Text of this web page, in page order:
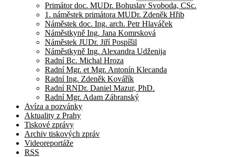
Primátor doc. MUDr. Bohuslav Svoboda, CSc.
1. náměstek primátora MUDr. Zdeněk Hřib
Náměstek doc. Ing. arch. Petr Hlaváček
Náměstkyně Ing. Jana Komrsková
Náměstek JUDr. Jiří Pospíšil
Náměstkyně Ing. Alexandra Udženija
Radní Bc. Michal Hroza
Radní Mgr. et Mgr. Antonín Klecanda
Radní Ing. Zdeněk Kovářík
Radní RNDr. Daniel Mazur, PhD.
Radní Mgr. Adam Zábranský
Avíza a pozvánky
Aktuality z Prahy
Tiskové zprávy
Archiv tiskových zpráv
Videoreportáže
RSS